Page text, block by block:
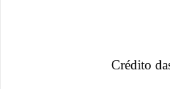
Crédito